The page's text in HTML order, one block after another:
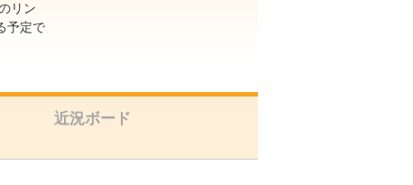
リン
予定で
近況ボード